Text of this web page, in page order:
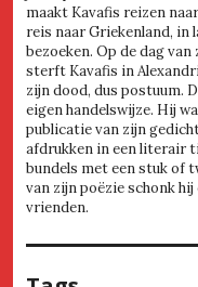
maakt Kavafis reizen
reis naar Griekenland, in
bezoeken. Op de dag
sterft Kavafis in
zijn dood, dus postuum.
eigen handelswijze. Hij
publicatie van zijn
afdrukken in een literair
bundels met een stuk of
van zijn poëzie schonk
vrienden.